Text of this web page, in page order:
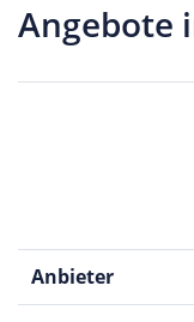
Angebote
Anbieter